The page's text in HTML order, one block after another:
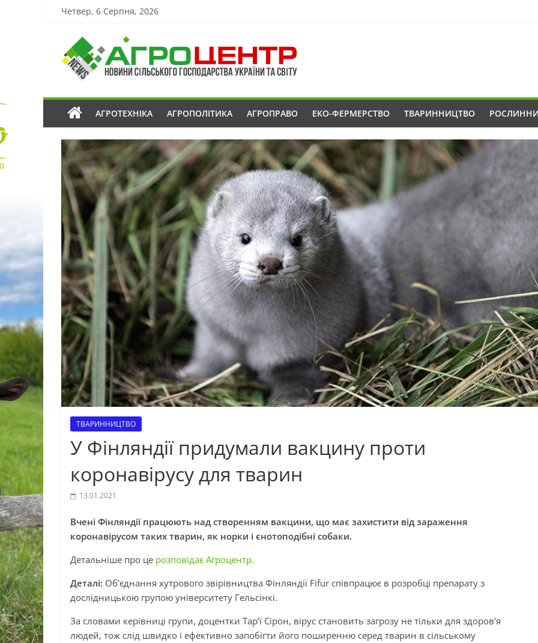
Четвер, 6 Серпня, 2026
АГРОТЕХНІКА АГРОПОЛІТИКА АГРОПРАВО ЕКО-ФЕРМЕРСТВО ТВАРИННИЦТВО
ТВАРИННИЦТВО
У Фінляндії придумали вакцину проти
коронавірусу для тварин
13.01.2021
Вчені Фінляндії працюють над створенням вакцини, що має захистити від зараження
коронавірусом таких тварин, як норки і єнотоподібні собаки.
Детальніше про це розповідає Агроцентр.
Деталі: Об’єднання хутрового звірівництва Фінляндії Fifur співпрацює в розробці препарату з
дослідницькою групою університету Гельсінкі.
За словами керівниці групи, доцентки Тар’ї Сірон, вірус становить загрозу не тільки для здоров’я
людей, тож слід швидко і ефективно запобігти його поширенню серед тварин в сільському